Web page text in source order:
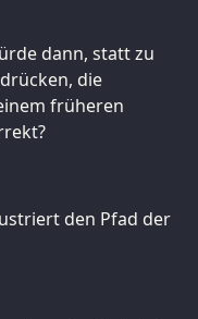
dann, statt zu
die
früheren
den Pfad der